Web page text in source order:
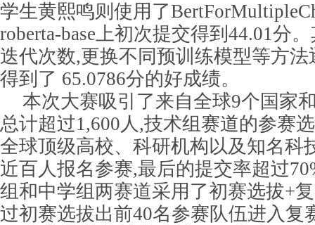
学生黄熙鸣则使用了
roberta-base上初次提交得到44.01分
迭代次数,更换不同预训练模型等方
得到了 65.0786分的好成绩。
本次大赛吸引了来自全球9个国家
总计超过1,600人,技术组赛道的参赛
全球顶级高校、科研机构以及知名科
近百人报名参赛,最后的提交率超过
组和中学组两赛道采用了初赛选拔+
过初赛选拔出前40名参赛队伍进入复